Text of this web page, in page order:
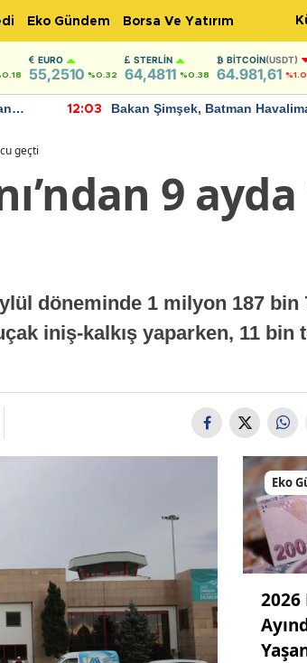
Eko Gündem Borsa Ve Yatırım
EURO
55,2510 %0.32
STERLIN
64,4811 %0.38
BITCOIN(USDT)
64.981,61
12:03
Bakan Şimşek, Batman
geçti
9 ayda
döneminde 1 milyon 187 bin
iniş-kalkış yaparken, 11 bin
Eko
2026